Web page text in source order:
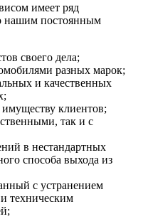
имеет ряд
нашим постоянным
своего дела;
разных марок;
и качественных
клиентов;
так и с
в нестандартных
способа выхода из
с устранением
техническим